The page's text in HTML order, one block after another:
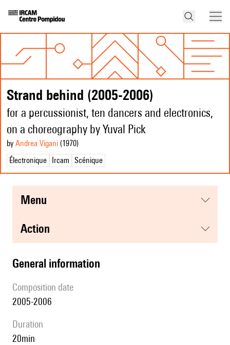
Strand behind (2005-2006)
for a percussionist, ten dancers and electronics,
on a choreography by Yuval Pick
by Andrea Vigani (1970)
Électronique
Ircam Scénique
menu
action
general information
composition date
2005-2006
duration
20min